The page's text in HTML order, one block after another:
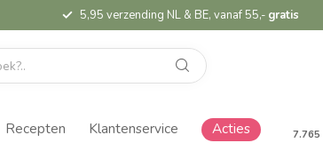
5,95 verzending NL & BE, vanaf 55,- gratis
Recepten Klantenservice Acties 7.765